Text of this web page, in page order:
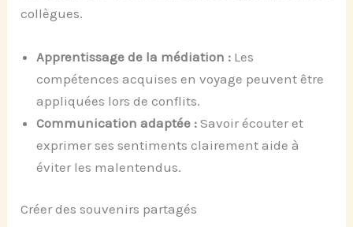
collègues.
Apprentissage de la médiation : Les
compétences acquises en voyage peuvent être
appliquées lors de conflits.
Communication adaptée : Savoir écouter et
exprimer ses sentiments clairement aide à
éviter les malentendus.
Créer des souvenirs partagés